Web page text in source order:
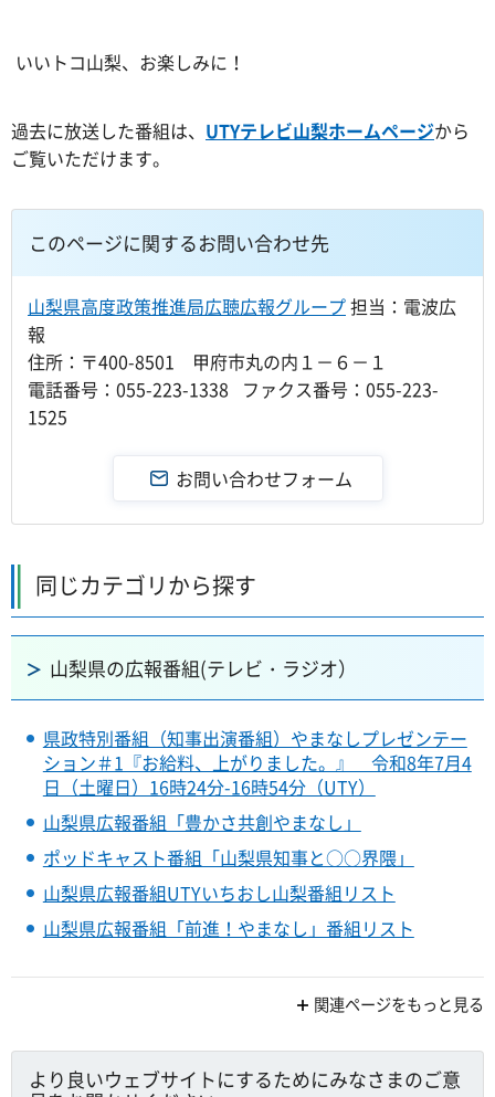
いいトコ山梨、お楽しみに！
過去に放送した番組は、 UTYテレビ山梨ホームページから
ご覧いただけます。
このページに関するお問い合わせ先
山梨県高度政策推進局広聴広報グループ担当：電波広
報
住所：〒400-8501 甲府市丸の内１－６－１
電話番号：055-223-1338 ファクス番号：055-223-
1525
同じカテゴリから探す
山梨県の広報番組(テレビ・ラジオ）
県政特別番組（知事出演番組）やまなしプレゼンテー
ション＃1『お給料、上がりました。』 令和8年7月4
日（土曜日）16時24分-16時54分（UTY）
山梨県広報番組「豊かさ共創やまなし」
ポッドキャスト番組「山梨県知事と○○界隈」
山梨県広報番組UTYいちおし山梨番組リスト
山梨県広報番組「前進！やまなし」番組リスト
関連ページをもっと見る
より良いウェブサイトにするためにみなさまのご意